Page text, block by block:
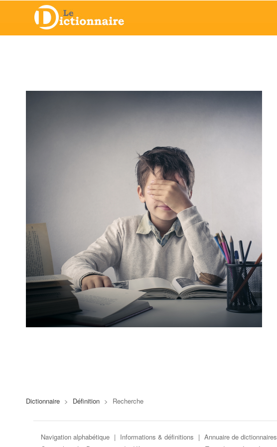
Dictionnaire > Définition > Recherche
Navigation alphabétique | Informations & définitions | Annuaire de dictionnaires